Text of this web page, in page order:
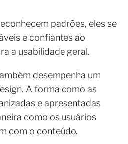
padrões, eles se
e confiantes ao
a usabilidade geral.
desempenha um
A forma como as
e apresentadas
como os usuários
com o conteúdo.